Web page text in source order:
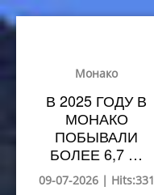
Монако
В 2025 ГОДУ В
МОНАКО
ПОБЫВАЛИ
БОЛЕЕ 6,7 …
09-07-2026 | Hits:331